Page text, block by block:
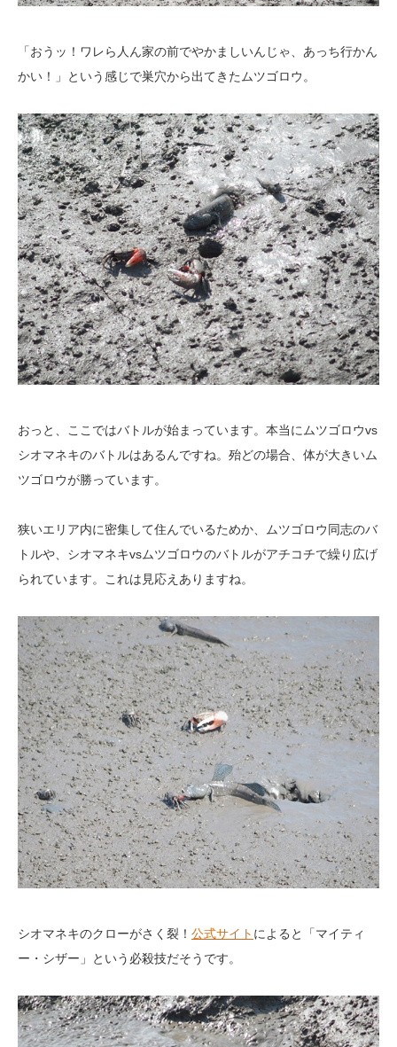
「おうッ！ワレら人ん家の前でやかましいんじゃ、あっち行かん
かい！」という感じで巣穴から出てきたムツゴロウ。
おっと、ここではバトルが始まっています。本当にムツゴロウvs
シオマネキのバトルはあるんですね。殆どの場合、体が大きいム
ツゴロウが勝っています。
狭いエリア内に密集して住んでいるためか、ムツゴロウ同志のバ
トルや、シオマネキvsムツゴロウのバトルがアチコチで繰り広げ
られています。これは見応えありますね。
シオマネキのクローがさく裂！ 公式サイト によると「マイティ
ー・シザー」という必殺技だそうです。